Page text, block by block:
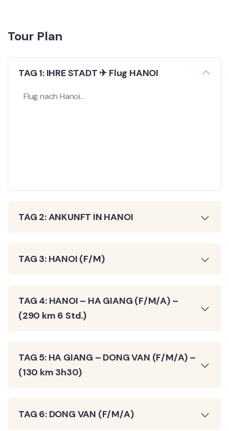
Tour Plan
TAG 1: IHRE STADT ✈ Flug HANOI
Flug nach Hanoi…
TAG 2: ANKUNFT IN HANOI
TAG 3: HANOI (F/M)
TAG 4: HANOI – HA GIANG (F/M/A) –
(290 km 6 Std.)
TAG 5: HA GIANG – DONG VAN (F/M/A) –
(130 km 3h30)
TAG 6: DONG VAN (F/M/A)